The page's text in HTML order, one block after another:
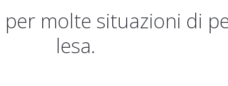
molte situazioni di
lesa.